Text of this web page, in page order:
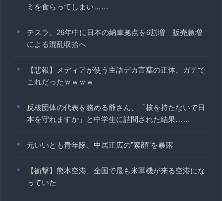
ミを食らってしまい……
テスラ、26年中に日本の納車拠点を6割増 販売急増
による混乱収拾へ
【悲報】メディアが使う主語デカ言葉の正体、ガチで
これだったｗｗｗｗ
反核団体の代表を務める爺さん、「核を持たないで日
本を守れますか」と中学生に詰問された結果……
元いいとも青年隊、中居正広の”素顔”を暴露
【衝撃】熊本空港、全国で最も米軍機が来る空港にな
っていた